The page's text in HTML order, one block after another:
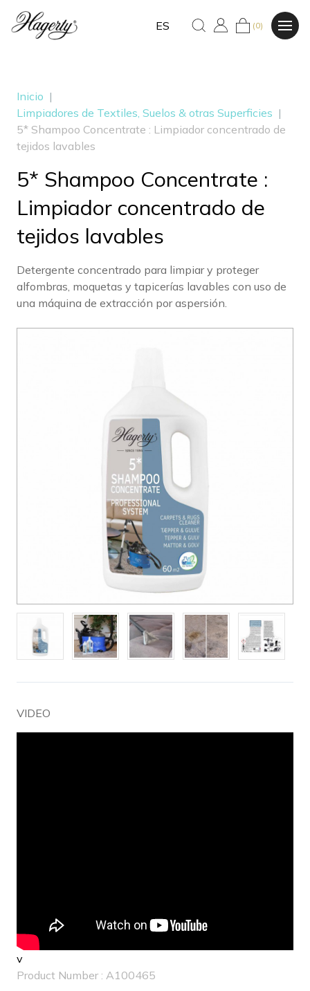
ES (0)
Inicio |
Limpiadores de Textiles, Suelos & otras Superficies |
5* Shampoo Concentrate : Limpiador concentrado de
tejidos lavables
5* Shampoo Concentrate :
Limpiador concentrado de
tejidos lavables
Detergente concentrado para limpiar y proteger
alfombras, moquetas y tapicerías lavables con uso de
una máquina de extracción por aspersión.
VIDEO
v
Product Number : A100465